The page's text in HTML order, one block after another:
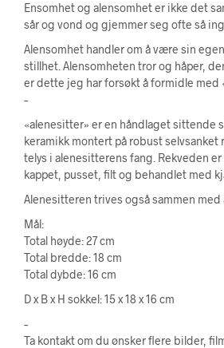
Ensomhet og alensomhet er ikke det
sår og vond og gjemmer seg ofte så
Alensomhet handler om å være sin
stillhet. Alensomheten tror og håper,
er dette jeg har forsøkt å formidle med
–
«alenesitter» er en håndlaget sittende
keramikk montert på robust selvsanket
telys i alenesitterens fang. Rekveden
kappet, pusset, filt og behandlet med
Alenesitteren trives også sammen med
Mål:
Total høyde: 27 cm
Total bredde: 18 cm
Total dybde: 16 cm
D x B x H sokkel: 15 x 18 x 16 cm
–
Ta kontakt om du ønsker flere bilder,